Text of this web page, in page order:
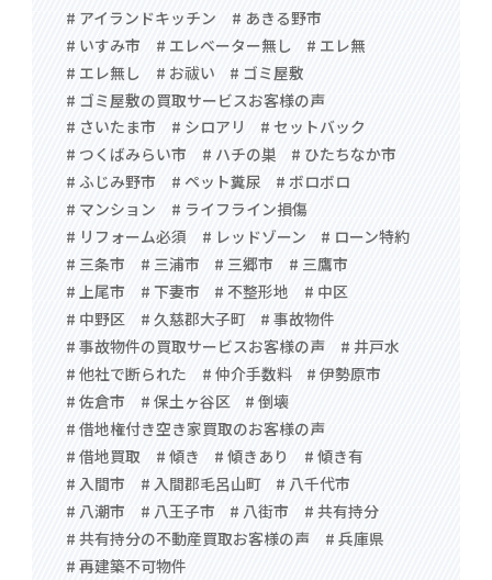
# アイランドキッチン
# あきる野市
# いすみ市
# エレベーター無し
# エレ無
# エレ無し
# お祓い
# ゴミ屋敷
# ゴミ屋敷の買取サービスお客様の声
# さいたま市
# シロアリ
# セットバック
# つくばみらい市
# ハチの巣
# ひたちなか市
# ふじみ野市
# ペット糞尿
# ボロボロ
# マンション
# ライフライン損傷
# リフォーム必須
# レッドゾーン
# ローン特約
# 三条市
# 三浦市 # 三郷市
# 三鷹市
# 上尾市
# 下妻市 # 不整形地
# 中区
# 中野区
# 久慈郡大子町
# 事故物件
# 事故物件の買取サービスお客様の声
# 井戸水
# 他社で断られた
# 仲介手数料
# 伊勢原市
# 佐倉市
# 保土ヶ谷区
# 倒壊
# 借地権付き空き家買取のお客様の声
# 借地買取
# 傾き # 傾きあり
# 傾き有
# 入間市
# 入間郡毛呂山町
# 八千代市
# 八潮市
# 八王子市 # 八街市
# 共有持分
# 共有持分の不動産買取お客様の声
# 兵庫県
# 再建築不可物件